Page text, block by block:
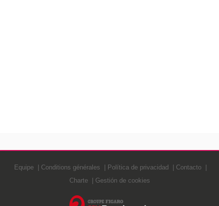
Equipe Conditions générales Política de privacidad
Contacto
Charte
Gestión de cookies